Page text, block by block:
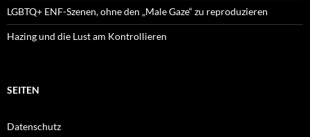
LGBTQ+ ENF-Szenen, ohne den „Male Gaze“ zu reproduzieren
Hazing und die Lust am Kontrollieren
SEITEN
Datenschutz